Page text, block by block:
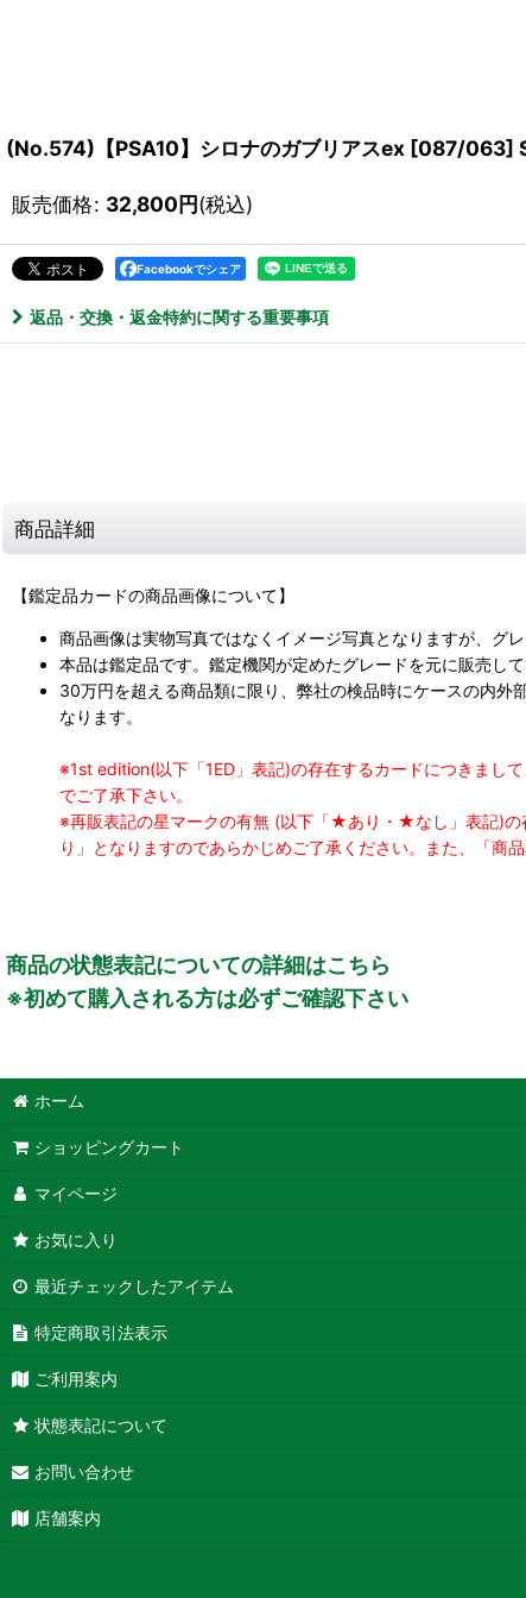
(No.574)【PSA10】シロナのガブリアスex [087/063]
販売価格: 32,800円(税込)
Facebookでシェア
返品・交換・返金特約に関する重要事項
商品詳細
【鑑定品カードの商品画像について】
商品画像は実物写真ではなくイメージ写真となりますが、グ
本品は鑑定品です。鑑定機関が定めたグレードを元に販売し
30万円を超える商品類に限り、弊社の検品時にケースの内外
なります。
※1st edition(以下「1ED」表記)の存在するカードにつきまし
でご了承下さい。
※再販表記の星マークの有無 (以下「★あり・★なし」表記)
り」となりますのであらかじめご了承ください。また、「
商品の状態表記についての詳細はこちら
※初めて購入される方は必ずご確認下さい
ホーム
ショッピングカート
マイページ
お気に入り
最近チェックしたアイテム
特定商取引法表示
ご利用案内
状態表記について
お問い合わせ
店舗案内